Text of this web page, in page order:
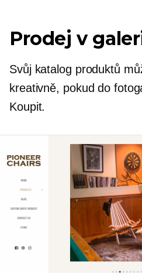
Prodej v
Svůj katalog produktů
kreativně, pokud do
Koupit.